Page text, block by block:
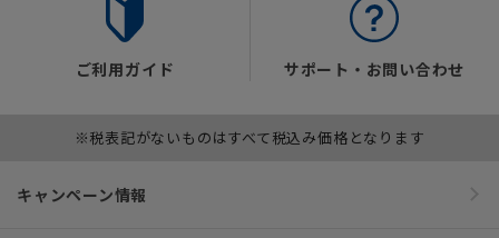
ご利用ガイド サポート・お問い合わせ
※税表記がないものはすべて税込み価格となります
キャンペーン情報